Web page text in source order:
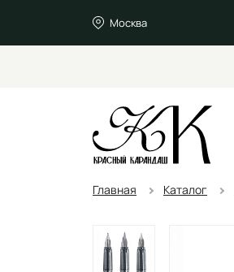
Москва
Главная Каталог